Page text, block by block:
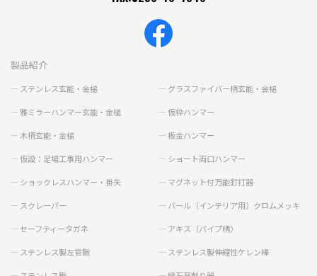
製品紹介
ステンレス玄能・金槌 グラスファイバー柄玄能・金槌
雅ミラーハンマー玄能・金槌 仮枠ハンマー
木柄玄能・金槌 板金ハンマー
仮設：足場工事用ハンマー ショート両口ハンマー
ショックレスハンマー・掛矢 マグネット付万能釘打器
スクレーパー バール（インテリア用）クロムメッキ
セーフティータガネ アキス（パイプ柄）
ステンレス製左官鍬 ステンレス製伸縮性ケレン棒